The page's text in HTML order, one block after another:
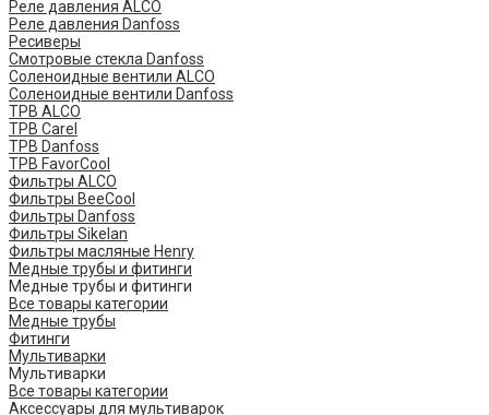
Реле давления ALCO
Реле давления Danfoss
Ресиверы
Смотровые стекла Danfoss
Соленоидные вентили ALCO
Соленоидные вентили Danfoss
ТРВ ALCO
ТРВ Carel
ТРВ Danfoss
ТРВ FavorCool
Фильтры ALCO
Фильтры BeeCool
Фильтры Danfoss
Фильтры Sikelan
Фильтры масляные Henry
Медные трубы и фитинги
Медные трубы и фитинги
Все товары категории
Медные трубы
Фитинги
Мультиварки
Мультиварки
Все товары категории
Аксессуары для мультиварок